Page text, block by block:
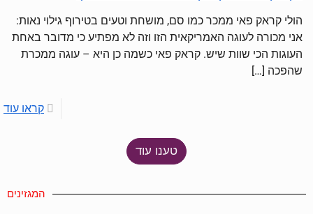
הולי קראק פאי ממכר כמו סם, מושחת וטעים בטירוף גילוי נאות:
אני מכורה לעוגה האמריקאית הזו וזה לא מפתיע כי מדובר באחת
העוגות הכי שוות שיש. קראק פאי כשמה כן היא – עוגה ממכרת
שהפכה […]
קראו עוד
טענו עוד
המגזינים